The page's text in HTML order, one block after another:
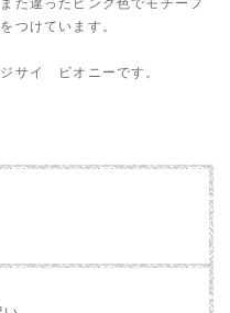
つけています。
サイ ビオニーです。